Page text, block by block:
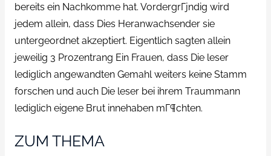
bereits ein Nachkomme hat. VordergrГјndig wird
jedem allein, dass Dies Heranwachsender sie
untergeordnet akzeptiert. Eigentlich sagten allein
jeweilig 3 Prozentrang Ein Frauen, dass Die leser
lediglich angewandten Gemahl weiters keine Stamm
forschen und auch Die leser bei ihrem Traummann
lediglich eigene Brut innehaben mГ¶chten.
ZUM THEMA